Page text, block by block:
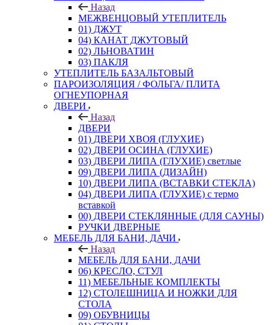
Назад
МЕЖВЕНЦОВЫЙ УТЕПЛИТЕЛЬ
01) ДЖУТ
04) КАНАТ ДЖУТОВЫЙ
02) ЛЬНОВАТИН
03) ПАКЛЯ
УТЕПЛИТЕЛЬ БАЗАЛЬТОВЫЙ
ПАРОИЗОЛЯЦИЯ / ФОЛЬГА/ ПЛИТА
ОГНЕУПОРНАЯ
ДВЕРИ
Назад
ДВЕРИ
01) ДВЕРИ ХВОЯ (ГЛУХИЕ)
02) ДВЕРИ ОСИНА (ГЛУХИЕ)
03) ДВЕРИ ЛИПА (ГЛУХИЕ) светлые
09) ДВЕРИ ЛИПА (ДИЗАЙН)
10) ДВЕРИ ЛИПА (ВСТАВКИ СТЕКЛА)
04) ДВЕРИ ЛИПА (ГЛУХИЕ) с термо
вставкой
00) ДВЕРИ СТЕКЛЯННЫЕ (ДЛЯ САУНЫ)
РУЧКИ ДВЕРНЫЕ
МЕБЕЛЬ ДЛЯ БАНИ, ДАЧИ
Назад
МЕБЕЛЬ ДЛЯ БАНИ, ДАЧИ
06) КРЕСЛО, СТУЛ
11) МЕБЕЛЬНЫЕ КОМПЛЕКТЫ
12) СТОЛЕШНИЦА И НОЖКИ ДЛЯ
СТОЛА
09) ОБУВНИЦЫ